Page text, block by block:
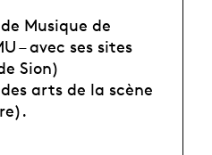
Musique de
– avec ses sites
Sion)
arts de la scène